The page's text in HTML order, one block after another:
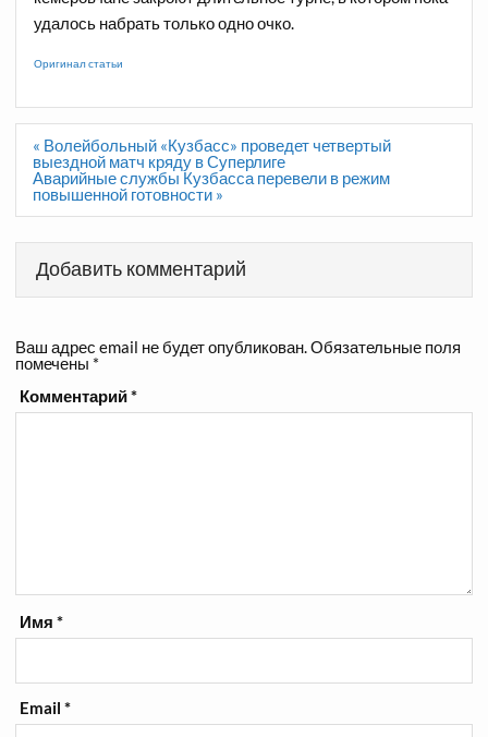
удалось набрать только одно очко.
Оригинал статьи
Навигация
по
записям
« Волейбольный «Кузбасс» проведет четвертый
выездной матч кряду в Суперлиге
Аварийные службы Кузбасса перевели в режим
повышенной готовности »
Добавить комментарий
Ваш адрес email не будет опубликован. Обязательные поля
помечены *
Комментарий*
Имя*
Email*